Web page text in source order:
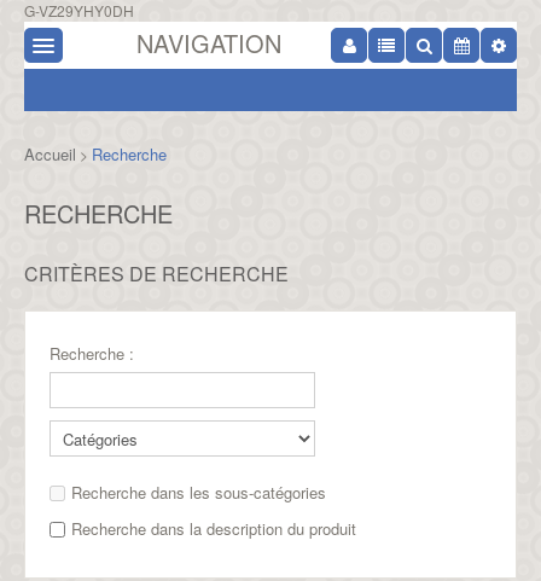
G-VZ29YHY0DH
NAVIGATION
Accueil > Recherche
RECHERCHE
CRITÈRES DE RECHERCHE
Recherche :
Recherche dans les sous-catégories
Recherche dans la description du produit